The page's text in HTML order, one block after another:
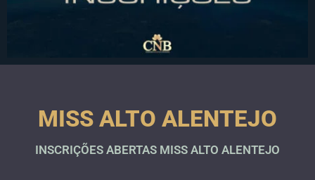
MISS ALTO ALENTEJO
INSCRIÇÕES ABERTAS MISS ALTO ALENTEJO